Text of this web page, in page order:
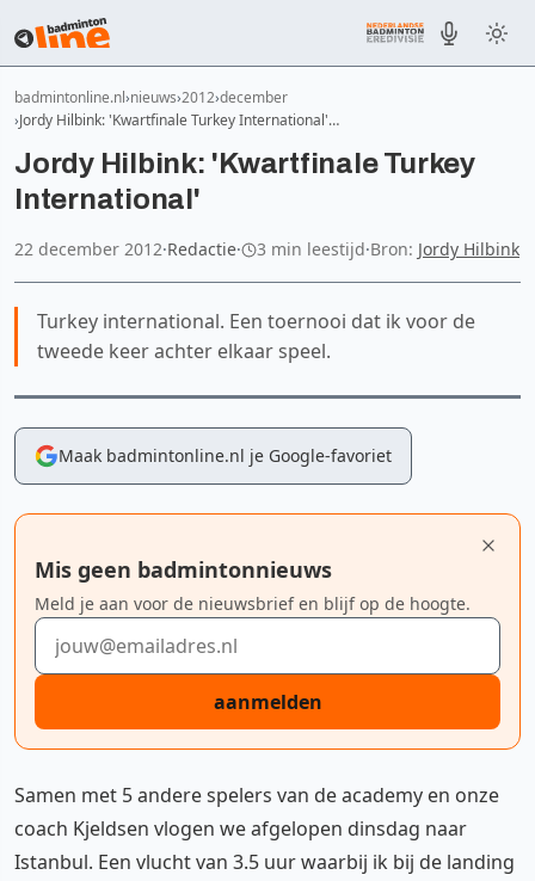
badmintonline.nl nieuws 2012 december
Jordy Hilbink: 'Kwartfinale Turkey International'…
Jordy Hilbink: 'Kwartfinale Turkey
International'
22 december 2012·Redactie· 3 min leestijd·Bron: Jordy Hilbink
Turkey international. Een toernooi dat ik voor de
tweede keer achter elkaar speel.
Maak badmintonline.nl je Google-favoriet
Mis geen badmintonnieuws
Meld je aan voor de nieuwsbrief en blijf op de hoogte.
E-mailadres
aanmelden
Samen met 5 andere spelers van de academy en onze
coach Kjeldsen vlogen we afgelopen dinsdag naar
Istanbul. Een vlucht van 3.5 uur waarbij ik bij de landing